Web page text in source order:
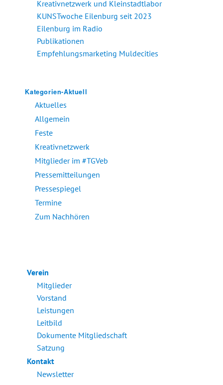
Kreativnetzwerk und Kleinstadtlabor
KUNSTwoche Eilenburg seit 2023
Eilenburg im Radio
Publikationen
Empfehlungsmarketing Muldecities
Kategorien-Aktuell
Aktuelles
Allgemein
Feste
Kreativnetzwerk
Mitglieder im #TGVeb
Pressemitteilungen
Pressespiegel
Termine
Zum Nachhören
Verein
Mitglieder
Vorstand
Leistungen
Leitbild
Dokumente Mitgliedschaft
Satzung
Kontakt
Newsletter